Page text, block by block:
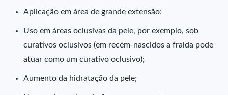
Aplicação em área de grande extensão;
Uso em áreas oclusivas da pele, por exemplo, sob
curativos oclusivos (em recém-nascidos a fralda pode
atuar como um curativo oclusivo);
Aumento da hidratação da pele;